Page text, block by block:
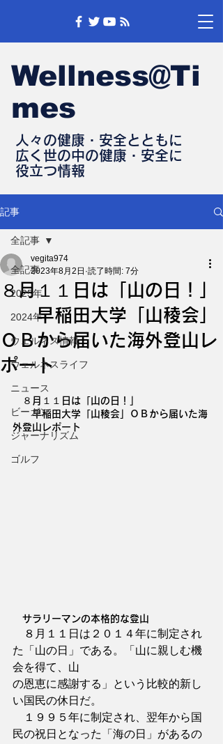
Wellness@Ti
mes
人々の健康・安全とともに
​広く世の中の健康・安全に
​役立つ情報
記事
全記事
2025年
2024年
ウェルネス情報
ウェルネスライフ
ニュース
ビーガン
ジャーナリズム
ゴルフ
全記事
８月１１日は「山の日！」
早稲田大学「山稜会」
ＯＢから届いた海外登山レ
ポート
vegita974
2023年8月2日 読了時間: 7分
８月１１日は「山の日！」
早稲田大学「山稜会」ＯＢから届いた海
外登山レポート
サラリーマンの本格的な登山
８月１１日は２０１４年に制定され
た「山の日」である。「山に親しむ機
会を得て、山
の恩恵に感謝する」という比較的新し
い国民の休日だ。
１９９５年に制定され、翌年から国
民の祝日となった「海の日」があるの